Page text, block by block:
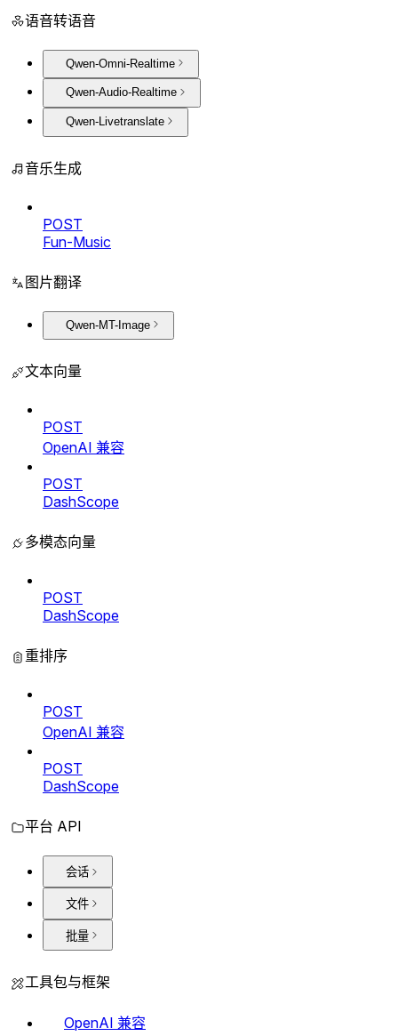
语音转语音
Qwen-Omni-Realtime
Qwen-Audio-Realtime
Qwen-Livetranslate
音乐生成
POST
Fun-Music
图片翻译
Qwen-MT-Image
文本向量
POST
OpenAI 兼容
POST
DashScope
多模态向量
POST
DashScope
重排序
POST
OpenAI 兼容
POST
DashScope
平台 API
会话
文件
批量
工具包与框架
OpenAI 兼容